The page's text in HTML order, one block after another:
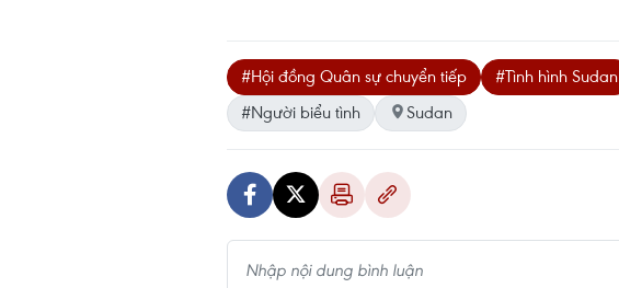
#Hội đồng Quân sự chuyển tiếp #Tình hình Sudan
#Người biểu tình
Sudan